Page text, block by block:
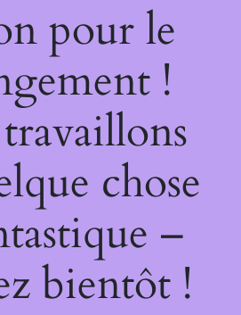
pour le
!
chose
–
bientôt !